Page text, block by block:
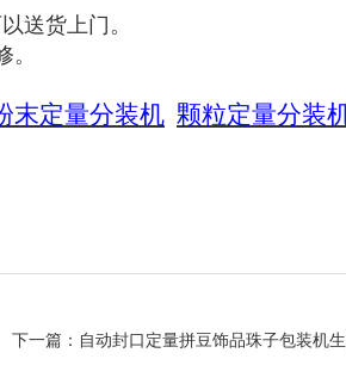
送货上门。
末定量分装机 颗粒定量分装
下一篇： 自动封口定量拼豆饰品珠子包装机